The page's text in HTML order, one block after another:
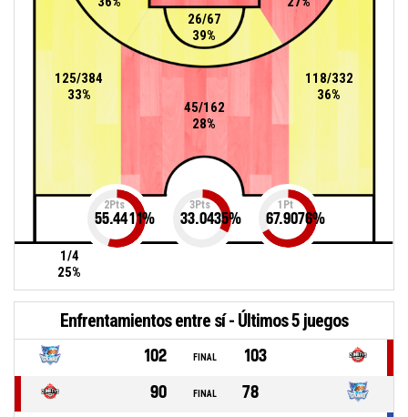
125/384
33%
45/162
28%
118/332
36%
26/67
39%
1/4
25%
2Pts
55.4411%
3Pts
33.0435%
1Pt
67.9076%
Enfrentamientos entre sí - Últimos 5 juegos
102 FINAL
103
90
FINAL
78